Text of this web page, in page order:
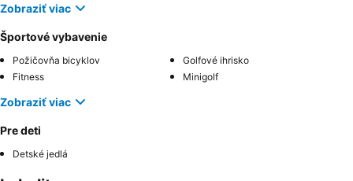
Zobraziť viac
Športové vybavenie
Požičovňa bicyklov
Golfové ihrisko
Fitness
Minigolf
Zobraziť viac
Pre deti
Detské jedlá